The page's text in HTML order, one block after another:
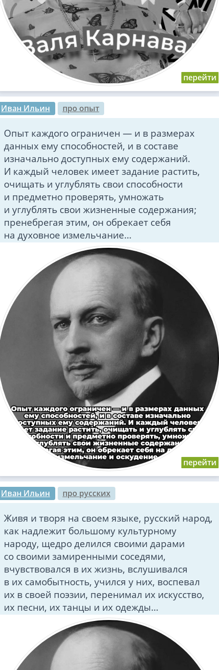
Иван Ильин про опыт
Опыт каждого ограничен — и в размерах
данных ему способностей, и в составе
изначально доступных ему содержаний.
И каждый человек имеет задание растить,
очищать и углублять свои способности
и предметно проверять, умножать
и углублять свои жизненные содержания;
пренебрегая этим, он обрекает себя
на духовное измельчание...
Иван Ильин про русских
Живя и творя на своем языке, русский народ,
как надлежит большому культурному
народу, щедро делился своими дарами
со своими замиренными соседями,
вчувствовался в их жизнь, вслушивался
в их самобытность, учился у них, воспевал
их в своей поэзии, перенимал их искусство,
их песни, их танцы и их одежды...